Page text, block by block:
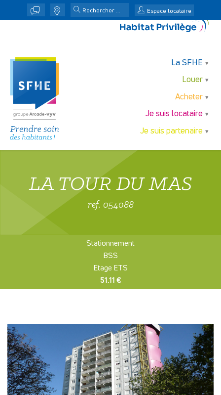
j n Espace locataire
La SFHE
Louer
Acheter
Je suis locataire
Je suis partenaire
LA TOUR DU MAS
ref. 054088
Stationnement
BSS
Etage ETS
51.11 €